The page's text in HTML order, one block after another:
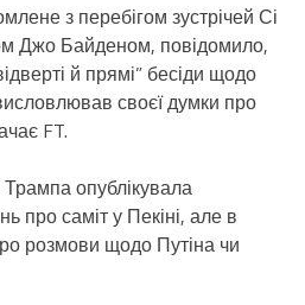
з перебігом зустрічей Сі
Джо Байденом, повідомило,
й прямі” бесіди щодо
своєї думки про
FT.
Трампа опублікувала
про саміт у Пекіні, але в
розмови щодо Путіна чи